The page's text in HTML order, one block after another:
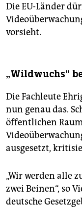
Die EU-Länder
vorsieht.
„Wildwuchs“
Die Fachleute
nun genau das.
öffentlichen
ausgesetzt,
„Wir werden alle
zwei Beinen“, so
deutsche